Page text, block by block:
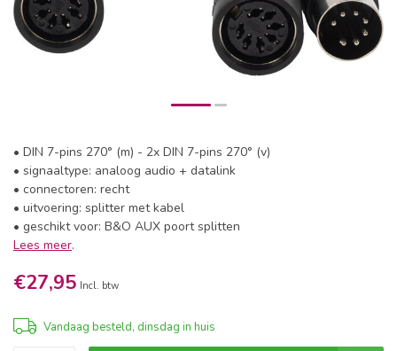
• DIN 7-pins 270° (m) - 2x DIN 7-pins 270° (v)
• signaaltype: analoog audio + datalink
• connectoren: recht
• uitvoering: splitter met kabel
• geschikt voor: B&O AUX poort splitten
Lees meer.
€27,95 Incl. btw
Vandaag besteld, dinsdag in huis